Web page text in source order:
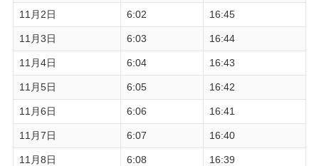
11月2日 6:02 16:45
11月3日 6:03 16:44
11月4日 6:04 16:43
11月5日 6:05 16:42
11月6日 6:06 16:41
11月7日 6:07 16:40
11月8日 6:08 16:39